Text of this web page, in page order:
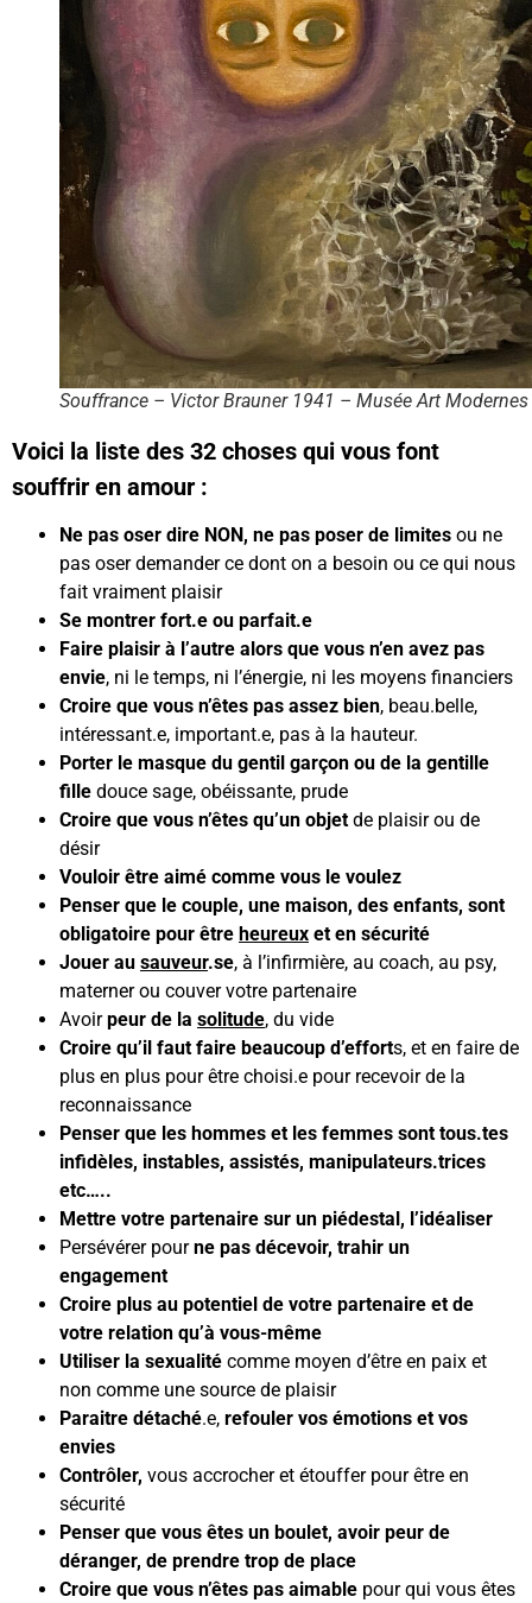
Souffrance – Victor Brauner 1941 – Musée Art Modernes
Voici la liste des 32 choses qui vous font
souffrir en amour :
Ne pas oser dire NON, ne pas poser de limites ou ne
pas oser demander ce dont on a besoin ou ce qui nous
fait vraiment plaisir
Se montrer fort.e ou parfait.e
Faire plaisir à l’autre alors que vous n’en avez pas
envie, ni le temps, ni l’énergie, ni les moyens financiers
Croire que vous n’êtes pas assez bien, beau.belle,
intéressant.e, important.e, pas à la hauteur.
Porter le masque du gentil garçon ou de la gentille
fille douce sage, obéissante, prude
Croire que vous n’êtes qu’un objet de plaisir ou de
désir
Vouloir être aimé comme vous le voulez
Penser que le couple, une maison, des enfants, sont
obligatoire pour être heureux et en sécurité
Jouer au sauveur.se, à l’infirmière, au coach, au psy,
materner ou couver votre partenaire
Avoirpeur de la solitude, du vide
Croire qu’il faut faire beaucoup d’efforts, et en faire de
plus en plus pour être choisi.e pour recevoir de la
reconnaissance
Penser que les hommes et les femmes sont tous.tes
infidèles, instables, assistés, manipulateurs.trices
etc…..
Mettre votre partenaire sur un piédestal, l’idéaliser
Persévérer pourne pas décevoir, trahir un
engagement
Croire plus au potentiel de votre partenaire et de
votre relation qu’à vous-même
Utiliser la sexualité comme moyen d’être en paix et
non comme une source de plaisir
Paraitre détaché.e, refouler vos émotions et vos
envies
Contrôler, vous accrocher et étouffer pour être en
sécurité
Penser que vous êtes un boulet, avoir peur de
déranger, de prendre trop de place
Croire que vous n’êtes pas aimable pour qui vous êtes